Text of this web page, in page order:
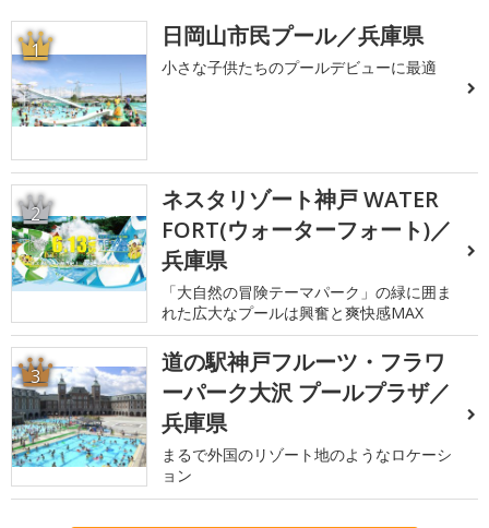
1 日岡山市民プール／兵庫県
小さな子供たちのプールデビューに最適
2
ネスタリゾート神戸 WATER
FORT(ウォーターフォート)／
兵庫県
「大自然の冒険テーマパーク」の緑に囲ま
れた広大なプールは興奮と爽快感MAX
3
道の駅神戸フルーツ・フラワ
ーパーク大沢 プールプラザ／
兵庫県
まるで外国のリゾート地のようなロケーシ
ョン